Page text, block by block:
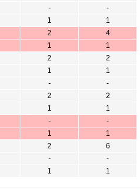
-
-
1
1
2
4
1
1
2
2
1
1
-
-
2
2
1
1
-
-
1
1
2
6
-
-
1 1